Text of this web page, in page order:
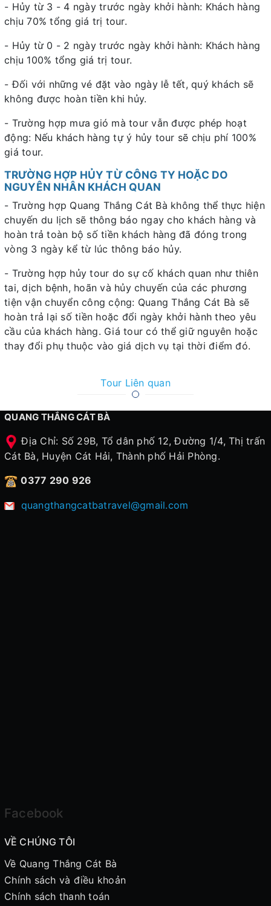
- Hủy từ 3 - 4 ngày trước ngày khởi hành: Khách hàng
chịu 70% tổng giá trị tour.
- Hủy từ 0 - 2 ngày trước ngày khởi hành: Khách hàng
chịu 100% tổng giá trị tour.
- Đối với những vé đặt vào ngày lễ tết, quý khách sẽ
không được hoàn tiền khi hủy.
- Trường hợp mưa gió mà tour vẫn được phép hoạt
động: Nếu khách hàng tự ý hủy tour sẽ chịu phí 100%
giá tour.
TRƯỜNG HỢP HỦY TỪ CÔNG TY HOẶC DO
NGUYÊN NHÂN KHÁCH QUAN
- Trường hợp Quang Thắng Cát Bà không thể thực hiện
chuyến du lịch sẽ thông báo ngay cho khách hàng và
hoàn trả toàn bộ số tiền khách hàng đã đóng trong
vòng 3 ngày kể từ lúc thông báo hủy.
- Trường hợp hủy tour do sự cố khách quan như thiên
tai, dịch bệnh, hoãn và hủy chuyến của các phương
tiện vận chuyển công cộng: Quang Thắng Cát Bà sẽ
hoàn trả lại số tiền hoặc đổi ngày khởi hành theo yêu
cầu của khách hàng. Giá tour có thể giữ nguyên hoặc
thay đổi phụ thuộc vào giá dịch vụ tại thời điểm đó.
Tour Liên quan
QUANG THẮNG CÁT BÀ
Địa Chỉ: Số 29B, Tổ dân phố 12, Đường 1/4, Thị trấn
Cát Bà, Huyện Cát Hải, Thành phố Hải Phòng.
0377 290 926
quangthangcatbatravel@gmail.com
Facebook
VỀ CHÚNG TÔI
Về Quang Thắng Cát Bà
Chính sách và điều khoản
Chính sách thanh toán